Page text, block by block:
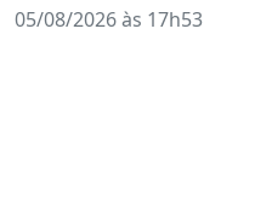
05/08/2026 às 17h53